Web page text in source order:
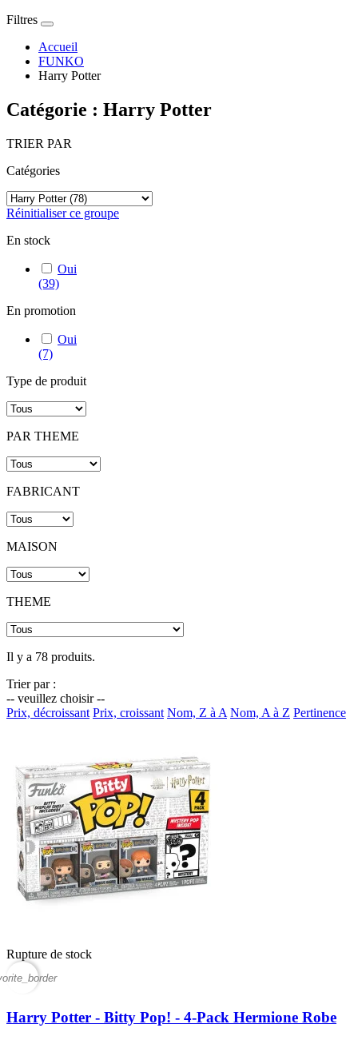
Filtres
Accueil
FUNKO
Harry Potter
Catégorie : Harry Potter
TRIER PAR
Catégories
Réinitialiser ce groupe
En stock
Oui
(39)
En promotion
Oui
(7)
Type de produit
PAR THEME
FABRICANT
MAISON
THEME
Il y a 78 produits.
Trier par :
-- veuillez choisir --
Prix, décroissant Prix, croissant Nom, Z à A Nom, A à Z Pertinence
Rupture de stock
Harry Potter - Bitty Pop! - 4-Pack Hermione Robe